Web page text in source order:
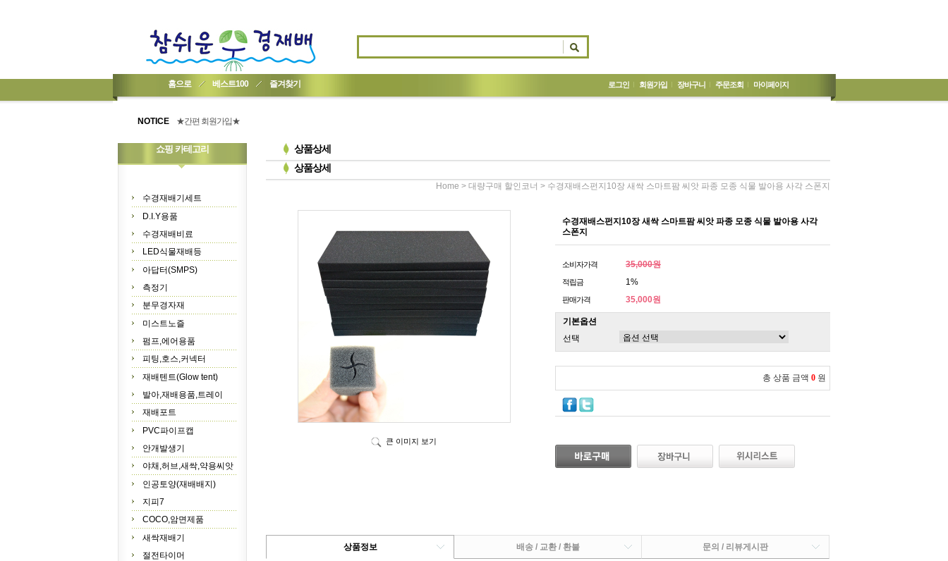
홈으로 베스트100 즐겨찾기 로그인 회원가입 장바구니 주문조회 마이페이지
NOTICE
★기업회원가입 방법..
★간편 회원가입★
쇼핑 카테고리
수경재배기세트
D.I.Y용품
수경재배비료
LED식물재배등
아답터(SMPS)
측정기
분무경자재
미스트노즐
펌프,에어용품
피팅,호스,커넥터
재배텐트(Glow tent)
발아,재배용품,트레이
재배포트
PVC파이프캡
안개발생기
야채,허브,새싹,약용씨앗
인공토양(재배배지)
지피7
COCO,암면제품
새싹재배기
절전타이머
상품상세
상품상세
Home > 대량구매 할인코너 > 수경재배스펀지10장 새싹 스마트팜 씨앗 파종 모종 식물 발아용 사각 스폰지
큰 이미지 보기
수경재배스펀지10장 새싹 스마트팜 씨앗 파종 모종 식물 발아용 사각
스폰지
소비자가격 35,000원
적립금 1%
판매가격 35,000원
기본옵션
선택
총 상품 금액 0 원
상품정보 배송 / 교환 / 환불 문의 / 리뷰게시판